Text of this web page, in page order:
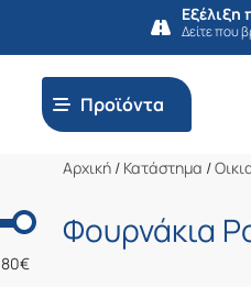
Εξέλιξη
Δείτε που
Προϊόντα
Ελάχιστη
Μέγιστη
80€
Αρχική / Κατάστημα /
Φουρνάκια